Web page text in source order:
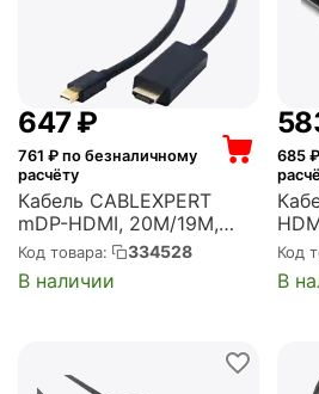
‍647‍₽
761 ₽ по безналичному
расчёту
Кабель CABLEXPERT
mDP-HDMI, 20M/19M,
1.8м, черный,
позол.разъемы, пакет
(CC-mDP-HDMI-6)
Код товара: 334528
В наличии
685₽
Код
В